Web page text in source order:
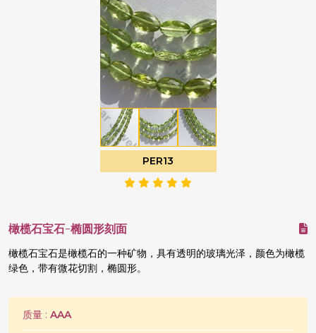
PER13
橄榄石宝石-椭圆形刻面
橄榄石宝石是橄榄石的一种矿物，具有透明的玻璃光泽，颜色为橄榄
绿色，带有微花切割，椭圆形。
质量 : AAA